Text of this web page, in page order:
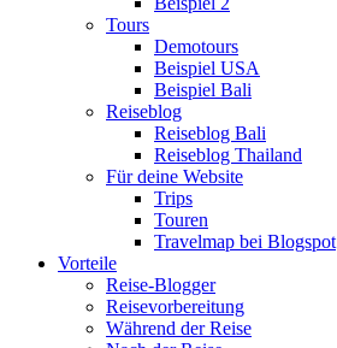
Tours
Demotours
Beispiel USA
Beispiel Bali
Reiseblog
Reiseblog Bali
Reiseblog Thailand
Für deine Website
Trips
Touren
Travelmap bei Blogspot
Vorteile
Reise-Blogger
Reisevorbereitung
Während der Reise